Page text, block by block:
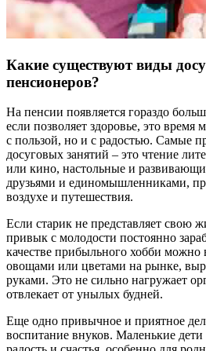
Какие существуют виды
пенсионеров?
На пенсии появляется гораздо
если позволяет здоровье, это время
с пользой, но и с радостью. Самые
досуговых занятий – это чтение
или кино, настольные и
друзьями и единомышленниками,
воздухе и путешествия.
Если старик не представляет свою
привык с молодости постоянно
качестве прибыльного хобби можно
овощами или цветами на рынке,
руками. Это не сильно нагружает
отвлекает от унылых будней.
Еще одно привычное и приятное
воспитание внуков. Маленькие